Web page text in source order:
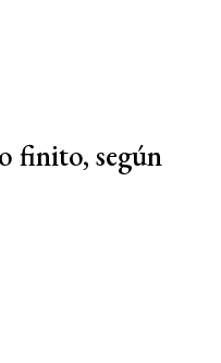
finito, según